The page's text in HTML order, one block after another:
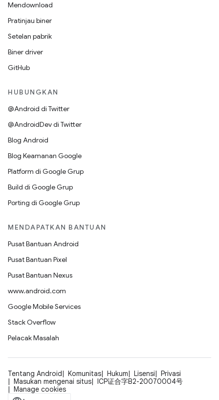
Mendownload
Pratinjau biner
Setelan pabrik
Biner driver
GitHub
HUBUNGKAN
@Android di Twitter
@AndroidDev di Twitter
Blog Android
Blog Keamanan Google
Platform di Google Grup
Build di Google Grup
Porting di Google Grup
MENDAPATKAN BANTUAN
Pusat Bantuan Android
Pusat Bantuan Pixel
Pusat Bantuan Nexus
www.android.com
Google Mobile Services
Stack Overflow
Pelacak Masalah
Tentang Android Komunitas Hukum Lisensi
Privasi
Masukan mengenai situs
ICP证合字B2-20070004号
Manage cookies